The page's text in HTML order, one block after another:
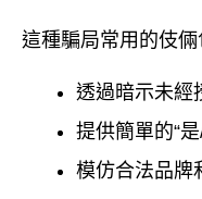
這種騙局常用的伎倆
透過暗示未經
提供簡單的“
模仿合法品牌